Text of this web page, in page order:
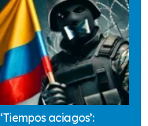
‘Tiempos aciagos’: